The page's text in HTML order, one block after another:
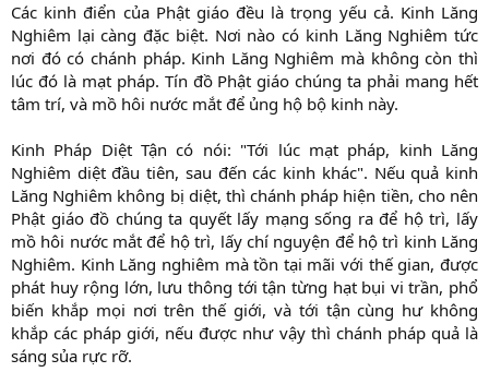
d
a
e
Các kinh điển của Phật giáo đều là trọng yếu cả. Kinh Lăng
Nghiêm lại càng đặc biệt. Nơi nào có kinh Lăng Nghiêm tức
nơi đó có chánh pháp. Kinh Lăng Nghiêm mà không còn thì
lúc đó là mạt pháp. Tín đồ Phật giáo chúng ta phải mang hết
tâm trí, và mồ hôi nước mắt để ủng hộ bộ kinh này.
Kinh Pháp Diệt Tận có nói: "Tới lúc mạt pháp, kinh Lăng
Nghiêm diệt đầu tiên, sau đến các kinh khác". Nếu quả kinh
Lăng Nghiêm không bị diệt, thì chánh pháp hiện tiền, cho nên
Phật giáo đồ chúng ta quyết lấy mạng sống ra để hộ trì, lấy
mồ hôi nước mắt để hộ trì, lấy chí nguyện để hộ trì kinh Lăng
Nghiêm. Kinh Lăng nghiêm mà tồn tại mãi với thế gian, được
phát huy rộng lớn, lưu thông tới tận từng hạt bụi vi trần, phổ
biến khắp mọi nơi trên thế giới, và tới tận cùng hư không
khắp các pháp giới, nếu được như vậy thì chánh pháp quả là
sáng sủa rực rỡ.